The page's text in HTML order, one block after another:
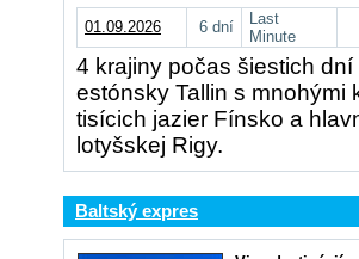
01.09.2026
6 dní
Last
Minute
4 krajiny počas šiestich
estónsky Tallin s mnohými
tisícich jazier Fínsko a
lotyšskej Rigy.
Baltský expres